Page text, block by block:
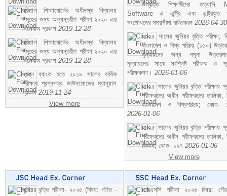
বরিশাল শিক্ষাবোর্ডের অধীনস্থ বিদ্যালয়
সমূহের জন্য অভ্যন্তরীণ পরীক্ষা-২০২০ এর
সিলেবাস প্রকাশ 2019-12-28
বরিশাল শিক্ষাবোর্ডের অধীনস্থ বিদ্যালয়
সমূহের জন্য অভ্যন্তরীণ পরীক্ষা-২০২০ এর
সিলেবাস প্রকাশ 2019-12-28
প্রশ্ন ব্যাংক হতে ২০১৯ সালের বার্ষিক
পরীক্ষার প্রশ্নপত্র ডাউনলোডের ম্যানুয়াল
প্রকাশ 2019-11-24
View more
উপবৃত্তি শিক্ষার্থীদের তত্যাদি
Software এ এন্ট্রি এবং এন্ট্রিকৃত
সংশোধনের সময়সীমা বর্ধিতকরন 2026-04-30
২০২৫ সালের জুনিয়র বৃত্তি পরীক্ষা,
বাংলাদেশ ও বিশ্ব পরিচয় (১৫০)
মূল্যায়নের জন্য নমুনা
মূল্যায়নের সাথে সংশ্লিষ্ট পরীক্ষক ও
পরীক্ষকগণ। 2026-01-06
২০২৫ সালের জুনিয়র বৃত্তি পরীক্ষায়
পরীক্ষকদের অধীন পরীক্ষকদের তালিকা,
বাংলাদেশ ও বিশ্বপরিচয়; কোড-
2026-01-06
২০২৫ সালের জুনিয়র বৃত্তি পরীক্ষায়
পরীক্ষকদের অধীন পরীক্ষকদের তালিকা,
বিজ্ঞান; কোড- ১২৭ 2026-01-06
View more
জুনিয়র বৃত্তি পরীক্ষা- ২০২৫ (বিষয়: গণিত -
এসএসসি পরীক্ষা ২০২৬ বিষয়: